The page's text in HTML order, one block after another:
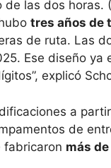
tres años de
de ruta. Las
Ese diseño ya
explicó
a
de
fabricaron más